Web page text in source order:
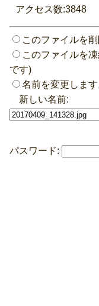
アクセス数:3848
このファイルを削
このファイルを
です)
名前を変更しま
新しい名前:
パスワード: